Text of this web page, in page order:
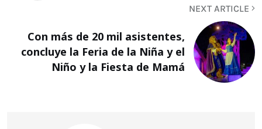
NEXT ARTICLE
Con más de 20 mil asistentes,
concluye la Feria de la Niña y el
Niño y la Fiesta de Mamá